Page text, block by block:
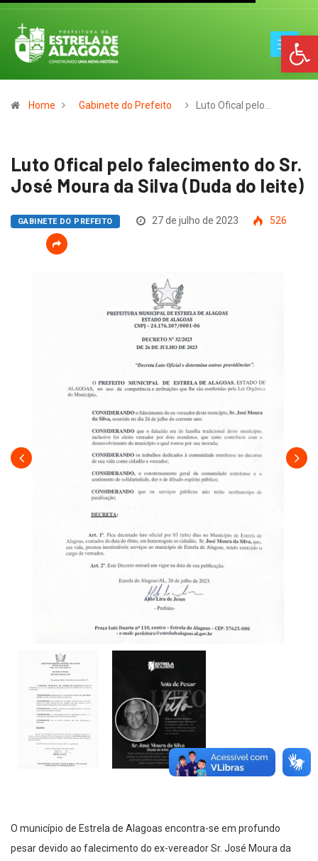
Home Gabinete do Prefeito Luto Ofical pelo…
Luto Ofical pelo falecimento do Sr.
José Moura da Silva (Duda do leite)
GABINETE DO PREFEITO 27 de julho de 2023 526
O município de Estrela de Alagoas encontra-se em profundo
pesar devido ao falecimento do ex-vereador Sr. José Moura da